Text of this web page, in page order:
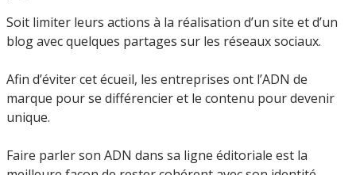
Soit limiter leurs actions à la réalisation d’un site et d’un
blog avec quelques partages sur les réseaux sociaux.
Afin d’éviter cet écueil, les entreprises ont l’ADN de
marque pour se différencier et le contenu pour devenir
unique.
Faire parler son ADN dans sa ligne éditoriale est la